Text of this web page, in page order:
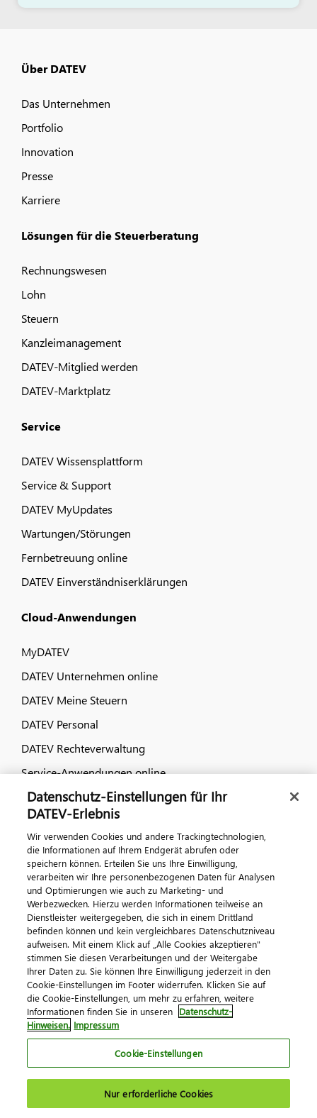
Über DATEV
Das Unternehmen
Portfolio
Innovation
Presse
Karriere
Lösungen für die Steuerberatung
Rechnungswesen
Lohn
Steuern
Kanzleimanagement
DATEV-Mitglied werden
DATEV-Marktplatz
Service
DATEV Wissensplattform
Service & Support
DATEV MyUpdates
Wartungen/Störungen
Fernbetreuung online
DATEV Einverständniserklärungen
Cloud-Anwendungen
MyDATEV
DATEV Unternehmen online
DATEV Meine Steuern
DATEV Personal
DATEV Rechteverwaltung
Service-Anwendungen online
Dialog & Medien
Veranstaltungen
DATEV magazin
DATEV-Community
DATEV-Newsletter
Kontaktieren Sie uns
ImpressumDatenschutzAGBKontakt
Cookie-Einstellungen
Datenschutz-Einstellungen für Ihr
DATEV-Erlebnis
Wir verwenden Cookies und andere Trackingtechnologien,
die Informationen auf Ihrem Endgerät abrufen oder
speichern können. Erteilen Sie uns Ihre Einwilligung,
verarbeiten wir Ihre personenbezogenen Daten für Analysen
und Optimierungen wie auch zu Marketing- und
Werbezwecken. Hierzu werden Informationen teilweise an
Dienstleister weitergegeben, die sich in einem Drittland
befinden können und kein vergleichbares Datenschutzniveau
aufweisen. Mit einem Klick auf „Alle Cookies akzeptieren"
stimmen Sie diesen Verarbeitungen und der Weitergabe
Ihrer Daten zu. Sie können Ihre Einwilligung jederzeit in den
Cookie-Einstellungen im Footer widerrufen. Klicken Sie auf
die Cookie-Einstellungen, um mehr zu erfahren, weitere
Informationen finden Sie in unseren Datenschutz-
Hinweisen. Impressum
Cookie-Einstellungen
Nur erforderliche Cookies